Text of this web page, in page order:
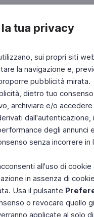
tua privacy
sui propri siti
la navigazione e,
pubblicità mirata.
dietro tuo
archiviare e/o
degli
senza incorrere
all'uso di
in assenza di
Usa il pulsante
o revocare quello
applicate al solo